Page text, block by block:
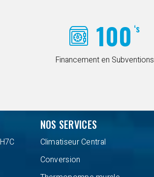
100 ‘s
Financement en Subventions
NOS SERVICES
Climatiseur Central
Conversion